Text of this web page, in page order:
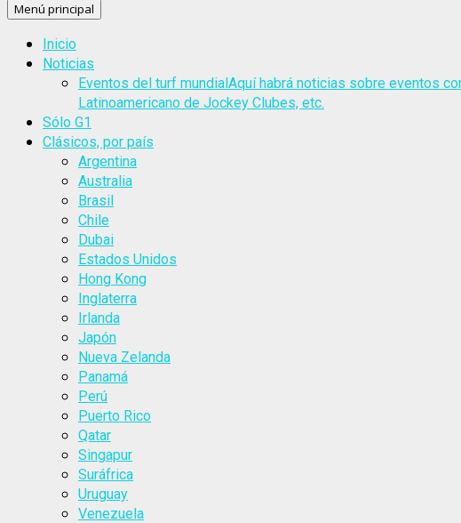
Menú principal
Inicio
Noticias
Eventos del turf mundialAquí habrá noticias sobre eventos
Latinoamericano de Jockey Clubes, etc.
Sólo G1
Clásicos, por país
Argentina
Australia
Brasil
Chile
Dubai
Estados Unidos
Hong Kong
Inglaterra
Irlanda
Japón
Nueva Zelanda
Panamá
Perú
Puerto Rico
Qatar
Singapur
Suráfrica
Uruguay
Venezuela